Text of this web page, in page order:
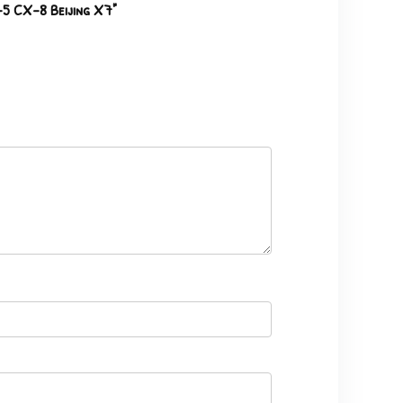
5 CX-8 Beijing X7"